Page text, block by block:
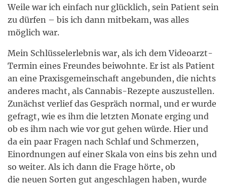
Weile war ich einfach nur glücklich, sein Patient sein
zu dürfen – bis ich dann mitbekam, was alles
möglich war.
Mein Schlüsselerlebnis war, als ich dem Videoarzt-
Termin eines Freundes beiwohnte. Er ist als Patient
an eine Praxisgemeinschaft angebunden, die nichts
anderes macht, als Cannabis-Rezepte auszustellen.
Zunächst verlief das Gespräch normal, und er wurde
gefragt, wie es ihm die letzten Monate erging und
ob es ihm nach wie vor gut gehen würde. Hier und
da ein paar Fragen nach Schlaf und Schmerzen,
Einordnungen auf einer Skala von eins bis zehn und
so weiter. Als ich dann die Frage hörte, ob
die neuen Sorten gut angeschlagen haben, wurde